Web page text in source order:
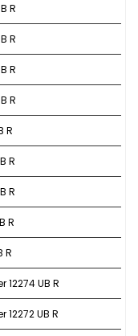
R
R
R
R
R
R
R
R
R
12274 UB R
UB R